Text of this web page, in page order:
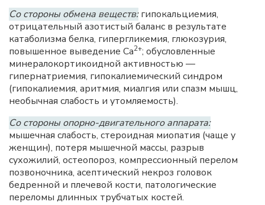
Со стороны обмена веществ:гипокальциемия,
отрицательный азотистый баланс в результате
катаболизма белка, гипергликемия, глюкозурия,
повышенное выведение Са2+; обусловленные
минералокортикоидной активностью —
гипернатриемия, гипокалиемический синдром
(гипокалиемия, аритмия, миалгия или спазм мышц,
необычная слабость и утомляемость).
Со стороны опорно-двигательного аппарата:
мышечная слабость, стероидная миопатия (чаще у
женщин), потеря мышечной массы, разрыв
сухожилий, остеопороз, компрессионный перелом
позвоночника, асептический некроз головок
бедренной и плечевой кости, патологические
переломы длинных трубчатых костей.